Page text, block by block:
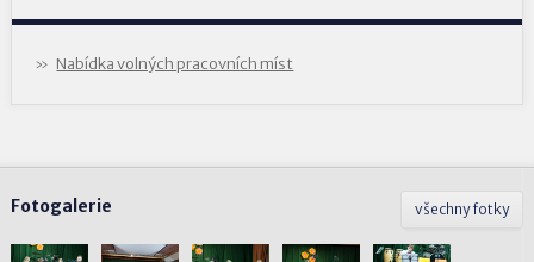
Nabídka volných pracovních míst
všechny fotky
Fotogalerie